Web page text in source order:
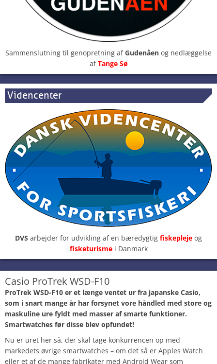
Sammenslutning til genopretning afGudenåen og nedlæggelse
afTange Sø
Videncenter
DVS arbejder for udvikling af en bæredygtig fiskepleje og
fisketurisme i Danmark
Casio ProTrek WSD-F10
ProTrek WSD-F10 er et længe ventet ur fra japanske Casio,
som i snart mange år har forsynet vore håndled med store og
maskuline ure fyldt med masser af smarte funktioner.
Smartwatches før disse blev opfundet!
Nu er uret her så, der skal tage konkurrencen op med
markedets øvrige smartwatches – om det så er Apples Watch
eller et af de mange fabrikater med Android Wear som